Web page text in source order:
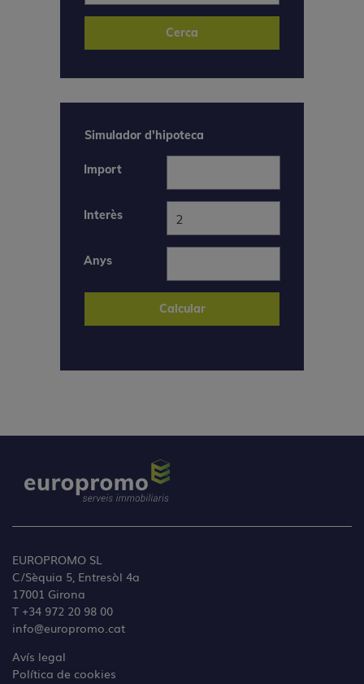
Simulador d'hipoteca
Import
Interès
Anys
EUROPROMO SL
C/Sèquia 5, Entresòl 4a
17001 Girona
T +34 972 20 98 00
info@europromo.cat
Avís legal
Política de cookies